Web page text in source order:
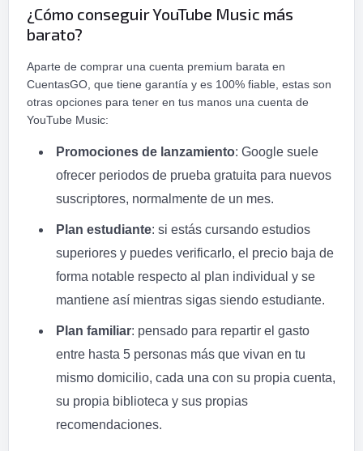
¿Cómo conseguir YouTube Music más
barato?
Aparte de comprar una cuenta premium barata en
CuentasGO, que tiene garantía y es 100% fiable, estas son
otras opciones para tener en tus manos una cuenta de
YouTube Music:
Promociones de lanzamiento: Google suele
ofrecer periodos de prueba gratuita para nuevos
suscriptores, normalmente de un mes.
Plan estudiante: si estás cursando estudios
superiores y puedes verificarlo, el precio baja de
forma notable respecto al plan individual y se
mantiene así mientras sigas siendo estudiante.
Plan familiar: pensado para repartir el gasto
entre hasta 5 personas más que vivan en tu
mismo domicilio, cada una con su propia cuenta,
su propia biblioteca y sus propias
recomendaciones.